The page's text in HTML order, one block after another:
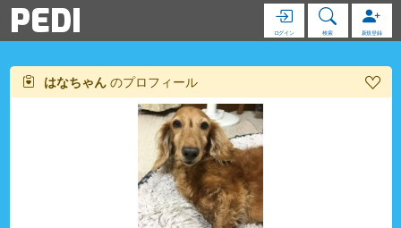
PEDI ログイン 検索 新規登録
はなちゃん のプロフィール